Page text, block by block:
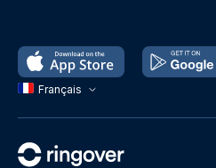
Français